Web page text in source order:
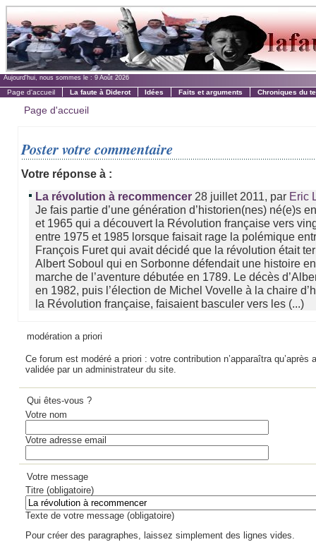
Aujourd'hui, nous sommes le : 9 Août 2026
Page d'accueil La faute à Diderot Idées Faits et arguments Chroniques du
Page d'accueil
Poster votre commentaire
Votre réponse à :
La révolution à recommencer 28 juillet 2011, par Eric
Je fais partie d’une génération d’historien(nes) né(e)s
et 1965 qui a découvert la Révolution française vers
entre 1975 et 1985 lorsque faisait rage la polémique
François Furet qui avait décidé que la révolution était
Albert Soboul qui en Sorbonne défendait une histoire
marche de l’aventure débutée en 1789. Le décès
en 1982, puis l’élection de Michel Vovelle à la chaire
la Révolution française, faisaient basculer vers les (...)
modération a priori
Ce forum est modéré a priori : votre contribution n’apparaîtra qu’après
validée par un administrateur du site.
Qui êtes-vous ?
Votre nom
Votre adresse email
Votre message
Titre (obligatoire)
Texte de votre message (obligatoire)
Pour créer des paragraphes, laissez simplement des lignes vides.